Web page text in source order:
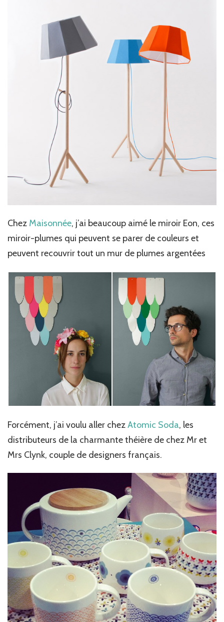
Chez Maisonnée, j’ai beaucoup aimé le miroir Eon, ces
miroir-plumes qui peuvent se parer de couleurs et
peuvent recouvrir tout un mur de plumes argentées
Forcément, j’ai voulu aller chezAtomic Soda, les
distributeurs de la charmante théière de chez Mr et
Mrs Clynk, couple de designers français.